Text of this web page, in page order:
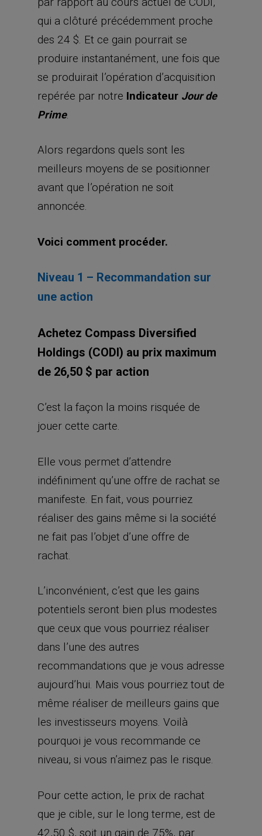
qui a clôturé précédemment proche
des 24 $. Et ce gain pourrait se
produire instantanément, une fois que
se produirait l’opération d’acquisition
repérée par notre Indicateur Jour de
Prime.
Alors regardons quels sont les
meilleurs moyens de se positionner
avant que l’opération ne soit
annoncée.
Voici comment procéder.
Niveau 1 – Recommandation sur
une action
Achetez Compass Diversified
Holdings (CODI) au prix maximum
de 26,50 $ par action
C’est la façon la moins risquée de
jouer cette carte.
Elle vous permet d’attendre
indéfiniment qu’une offre de rachat se
manifeste. En fait, vous pourriez
réaliser des gains même si la société
ne fait pas l’objet d’une offre de
rachat.
L’inconvénient, c’est que les gains
potentiels seront bien plus modestes
que ceux que vous pourriez réaliser
dans l’une des autres
recommandations que je vous adresse
aujourd’hui. Mais vous pourriez tout de
même réaliser de meilleurs gains que
les investisseurs moyens. Voilà
pourquoi je vous recommande ce
niveau, si vous n’aimez pas le risque.
Pour cette action, le prix de rachat
que je cible, sur le long terme, est de
42,50 $, soit un gain de 75%, par